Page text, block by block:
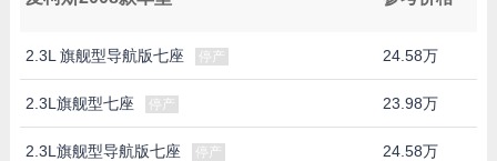
2.3L 旗舰型导航版七座 停产 24.58万
2.3L旗舰型七座 停产 23.98万
2.3L旗舰型导航版七座 停产 24.58万